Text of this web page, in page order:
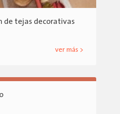
de tejas decorativas
ver más >